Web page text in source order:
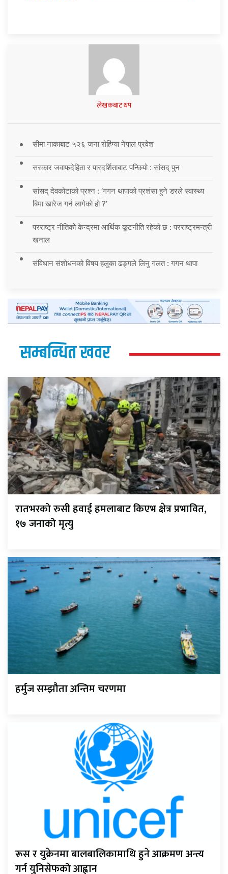
लेखकबाट थप
सीमा नाकाबाट ५२६ जना रोहिंग्या नेपाल प्रवेश
सरकार जवाफदेहिता र पारदर्शिताबाट पन्छियो : सांसद् पुन
सांसद् देवकोटाको प्रश्न : ‘गगन थापाको प्रशंसा हुने डरले स्वास्थ्य
बिमा खारेज गर्न लागेको हो ?’
परराष्ट्र नीतिको केन्द्रमा आर्थिक कूटनीति रहेको छ : परराष्ट्रमन्त्री
खनाल
संविधान संशोधनको विषय हलुका ढङ्गले लिनु गलत : गगन थापा
सम्बन्धित खवर
रातभरको रुसी हवाई हमलाबाट किएभ क्षेत्र प्रभावित,
१७ जनाको मृत्यु
हर्मुज सम्झौता अन्तिम चरणमा
रूस र युक्रेनमा बालबालिकामाथि हुने आक्रमण अन्त्य
गर्न युनिसेफको आह्वान